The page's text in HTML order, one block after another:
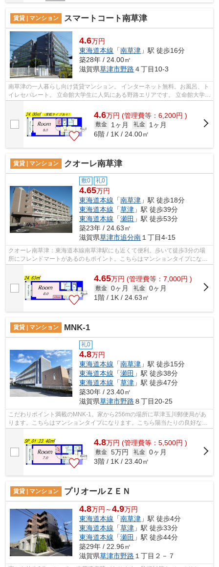
賃貸 | マンション スマートコート南草津
4.6万円
東海道本線 「南草津 」駅 徒歩16分
築28年 / 24.00㎡
滋賀県草津市野路 ４丁目10-3
南草津の一人暮らし向け賃貸マンション。 インターネット無料。お風呂、ト
イレセパレート。 立命館大学生に人気にある野路エリアです。 立命館大学と
4.6万円 (管理費等：6,200円 )
敷金 1ヶ月 礼金
1ヶ月
6階 / 1K / 24.00㎡
賃貸 | マンション クオーレ南草津
敷0 礼0
4.65万円
東海道本線 「南草津 」駅 徒歩18分
東海道本線 「草津 」駅 徒歩39分
東海道本線 「瀬田 」駅 徒歩53分
築23年 / 24.63㎡
滋賀県草津市追分南 １丁目4-15
クオーレ南草津：東海道本線南草津駅にも近くて便利。歩いて徒歩3分の場
所にフレンドマートがあるのもポイント。こちらはマンションタイプになり
ます。満足のいく物件探している方は、...
4.65万円 (管理費等：7,000円 )
敷金 0ヶ月 礼金 0ヶ月
1階 / 1K / 24.63㎡
賃貸 | マンション MNK-1
礼0
4.8万円
東海道本線 「南草津 」駅 徒歩15分
東海道本線 「瀬田 」駅 徒歩38分
東海道本線 「草津 」駅 徒歩47分
築30年 / 23.40㎡
滋賀県草津市野路 ８丁目20-25
こだわりポイント満載のMNK-1。家から256mの場所に草津玉川郵便局があ
ります。こちらはマンションタイプになります。こちら陽当たりの良好な物
件です。ハウスセゾン南草津店には、地域...
4.8万円 (管理費等：5,500円 )
敷金 5万円 礼金 0ヶ月
3階 / 1K / 23.40㎡
賃貸 | マンション プリオールＺＥＮ
4.8万円～4.9万円
東海道本線 「南草津 」駅 徒歩4分
東海道本線 「草津 」駅 徒歩33分
東海道本線 「瀬田 」駅 徒歩44分
築29年 / 22.96㎡
滋賀県草津市野路 １丁目２－７